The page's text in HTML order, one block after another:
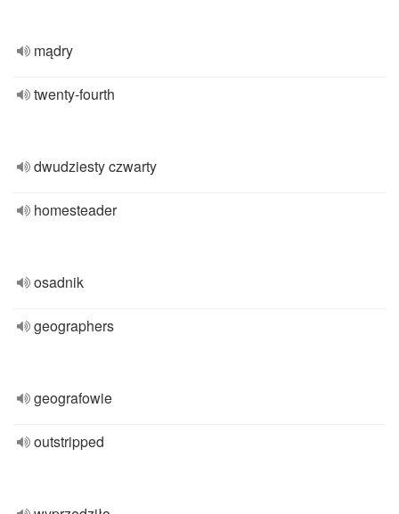
mądry
twenty-fourth
dwudziesty czwarty
homesteader
osadnik
geographers
geografowie
outstripped